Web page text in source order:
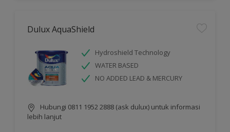
Dulux AquaShield
Hydroshield Technology
WATER BASED
NO ADDED LEAD & MERCURY
Hubungi 0811 1952 2888 (ask dulux) untuk informasi
lebih lanjut